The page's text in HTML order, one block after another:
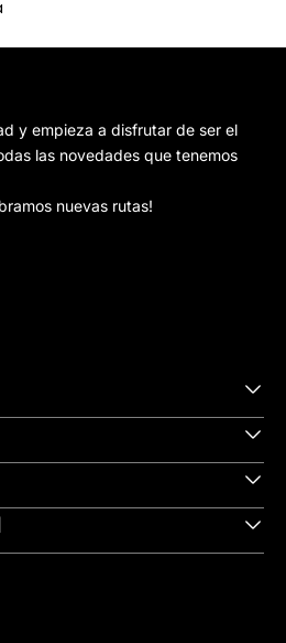
y empieza a disfrutar de ser el
las novedades que tenemos
nuevas rutas!